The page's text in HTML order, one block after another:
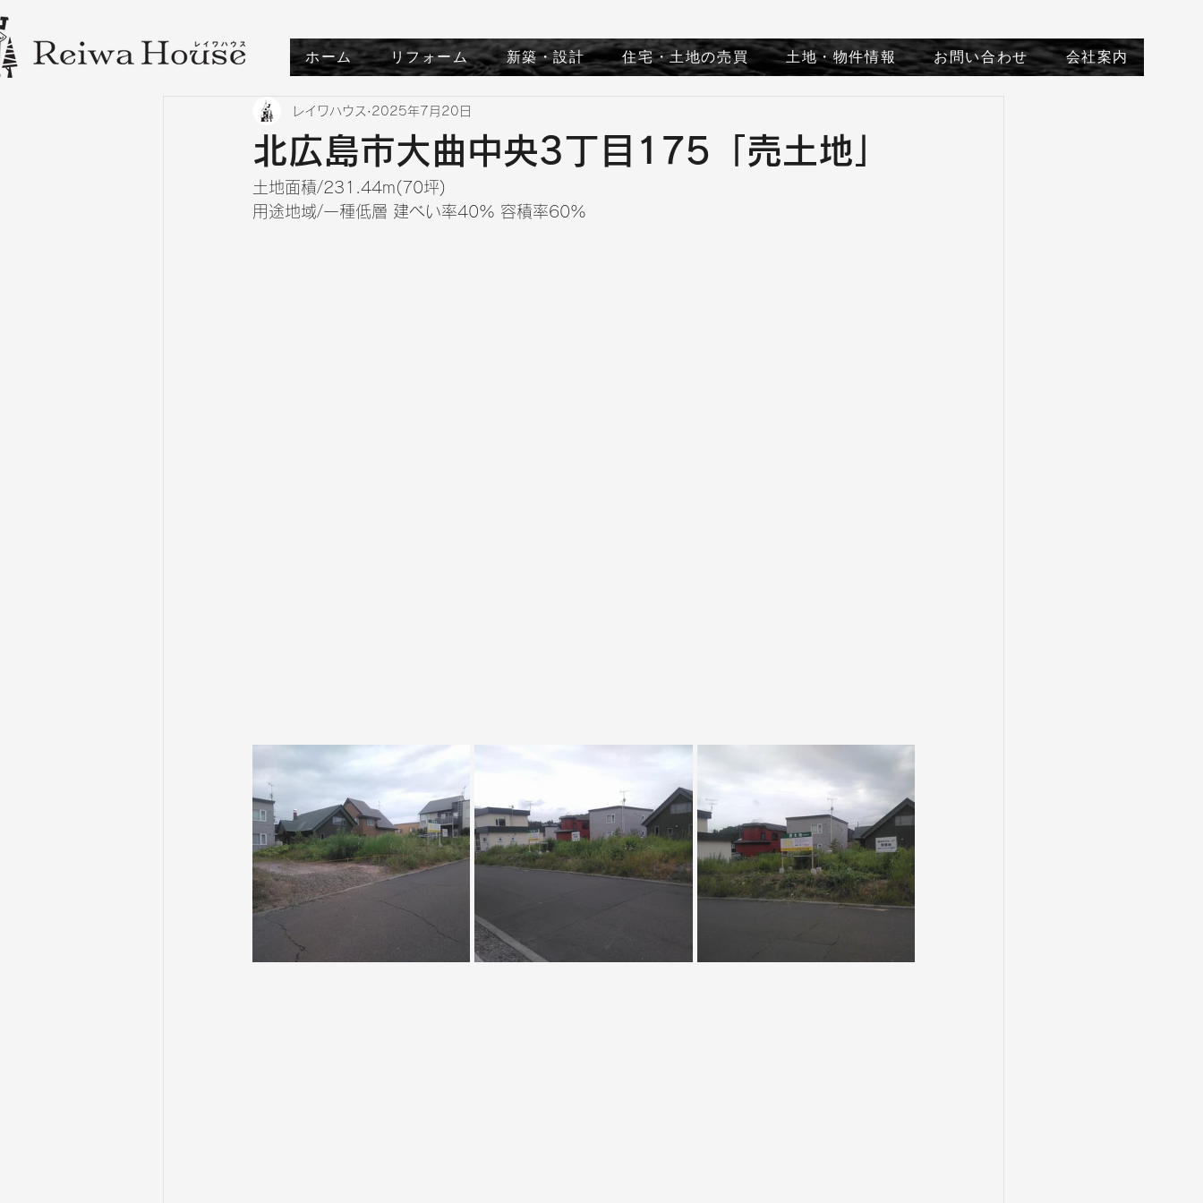
ホーム リフォーム 新築・設計 住宅・土地の売買 土地・物件情報 お問い合わせ 会社案内
北広島市大曲中央3丁目175「売土地」
レイワハウス 2025年7月20日
土地面積/231.44m(70坪)
用途地域/一種低層 建べい率40% 容積率60%